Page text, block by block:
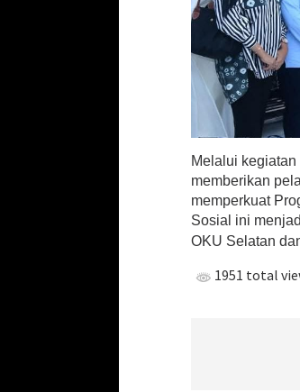
e
l
a
t
a
n
Melalui
memberikan
memperkuat
Sosial ini
OKU Selatan
1951 total